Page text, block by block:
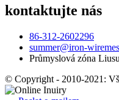
kontaktujte nás
86-312-2602296
summer@iron-
Průmyslová zóna
© Copyright - 2010-2021: